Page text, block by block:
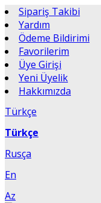
Sipariş Takibi
Yardım
Ödeme Bildirimi
Favorilerim
Üye Girişi
Yeni Üyelik
Hakkımızda
Türkçe
Türkçe
Rusça
En
Az